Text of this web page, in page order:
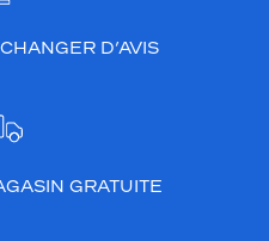
D’AVIS
GRATUITE